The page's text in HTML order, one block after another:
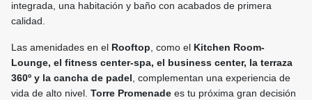
integrada, una habitación y baño con acabados de primera
calidad.
Las amenidades en el Rooftop , como el Kitchen Room-
Lounge, el fitness center-spa, el business center, la terraza
360º y la cancha de padel , complementan una experiencia de
vida de alto nivel. Torre Promenade es tu próxima gran decisión